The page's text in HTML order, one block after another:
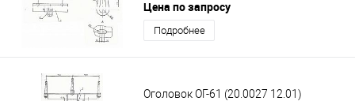
Цена по запросу
Подробнее
Оголовок ОГ-61 (20.0027 12.01)